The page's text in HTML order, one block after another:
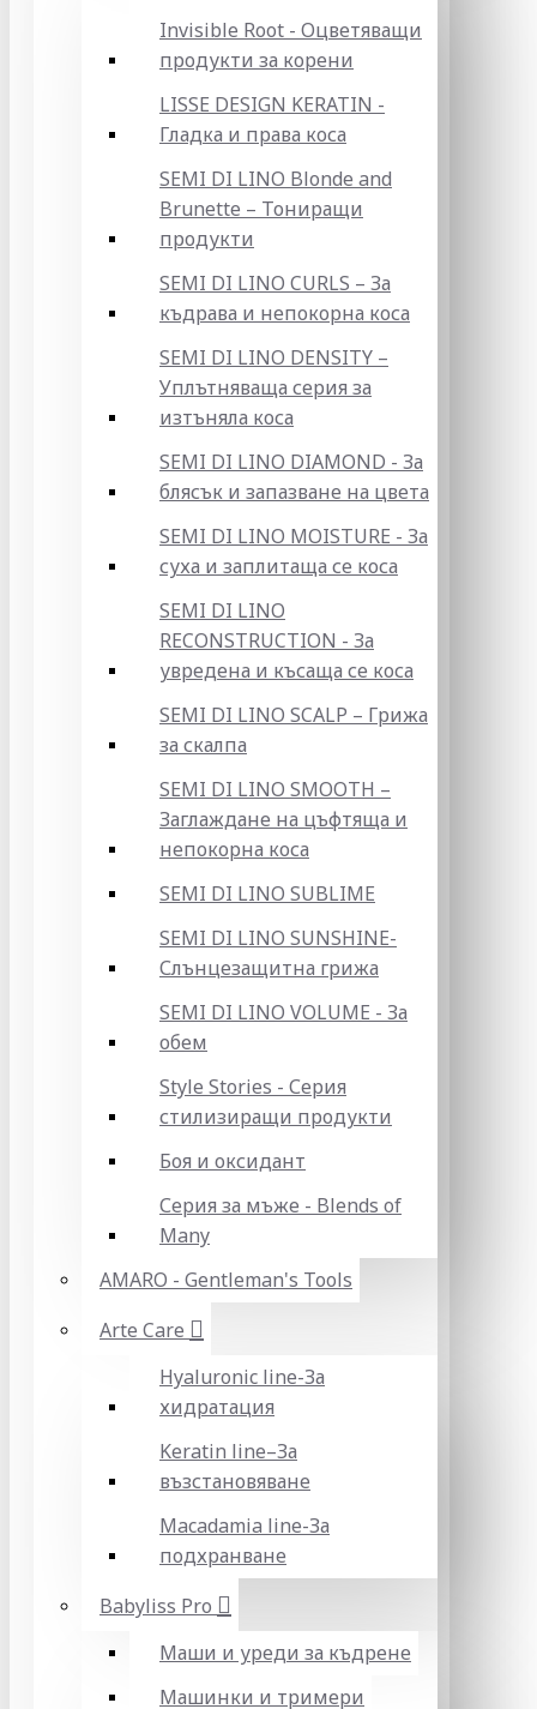
Invisible Root - Оцветяващи
продукти за корени
LISSE DESIGN KERATIN -
Гладка и права коса
SEMI DI LINO Blonde and
Brunette – Тониращи
продукти
SEMI DI LINO CURLS – За
къдрава и непокорна коса
SEMI DI LINO DENSITY –
Уплътняваща серия за
изтъняла коса
SEMI DI LINO DIAMOND - За
блясък и запазване на цвета
SEMI DI LINO MOISTURE - За
суха и заплитаща се коса
SEMI DI LINO
RECONSTRUCTION - За
увредена и късаща се коса
SEMI DI LINO SCALP – Грижа
за скалпа
SEMI DI LINO SMOOTH –
Заглаждане на цъфтяща и
непокорна коса
SEMI DI LINO SUBLIME
SEMI DI LINO SUNSHINE-
Слънцезащитна грижа
SEMI DI LINO VOLUME - За
обем
Style Stories - Серия
стилизиращи продукти
Боя и оксидант
Серия за мъже - Blends of
Many
AMARO - Gentleman's Tools
Arte Care
Hyaluronic line-За
хидратация
Keratin line–За
възстановяване
Macadamia line-За
подхранване
Babyliss Pro
Маши и уреди за къдрене
Машинки и тримери